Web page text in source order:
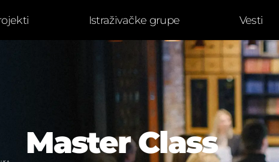
Istraživačke grupe Vesti
Master Class